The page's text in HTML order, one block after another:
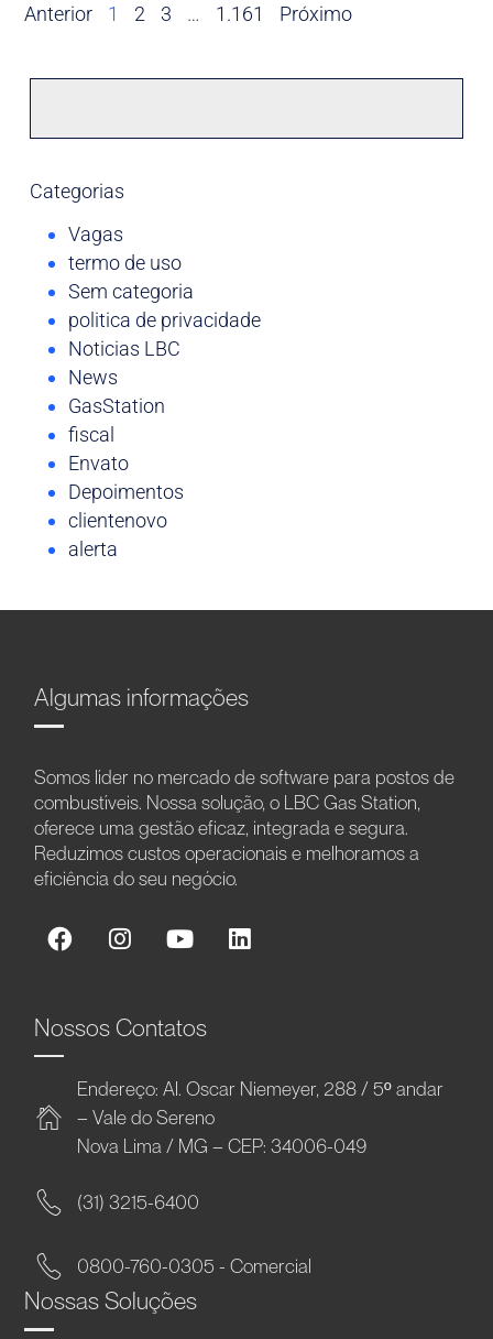
Anterior 1 2 3 … 1.161 Próximo
Categorias
Vagas
termo de uso
Sem categoria
politica de privacidade
Noticias LBC
News
GasStation
fiscal
Envato
Depoimentos
clientenovo
alerta
Algumas informações
Somos líder no mercado de software para postos de
combustíveis. Nossa solução, o LBC Gas Station,
oferece uma gestão eficaz, integrada e segura.
Reduzimos custos operacionais e melhoramos a
eficiência do seu negócio.
Nossos Contatos
Endereço: Al. Oscar Niemeyer, 288 / 5º andar
– Vale do Sereno
Nova Lima / MG – CEP: 34006-049
(31) 3215-6400
0800-760-0305 - Comercial
Nossas Soluções